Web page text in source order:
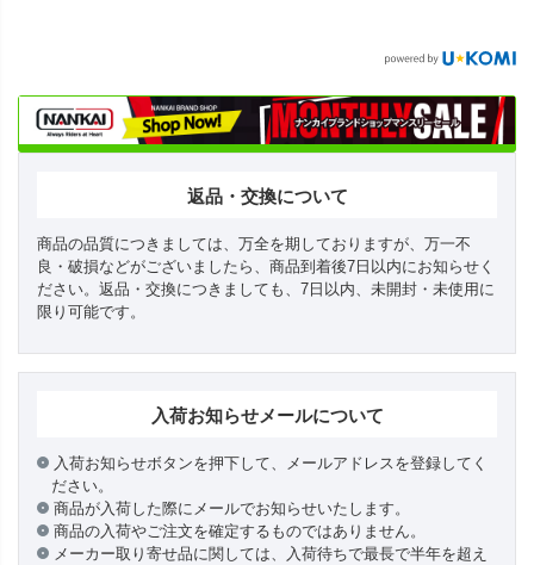
返品・交換について
商品の品質につきましては、万全を期しておりますが、万一不
良・破損などがございましたら、商品到着後7日以内にお知らせく
ださい。返品・交換につきましても、7日以内、未開封・未使用に
限り可能です。
入荷お知らせメールについて
入荷お知らせボタンを押下して、メールアドレスを登録してく
ださい。
商品が入荷した際にメールでお知らせいたします。
商品の入荷やご注文を確定するものではありません。
メーカー取り寄せ品に関しては、入荷待ちで最長で半年を超え